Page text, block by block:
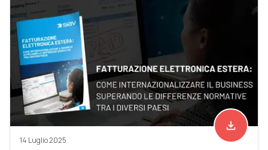
Scarica
file_download
14 Luglio 2025